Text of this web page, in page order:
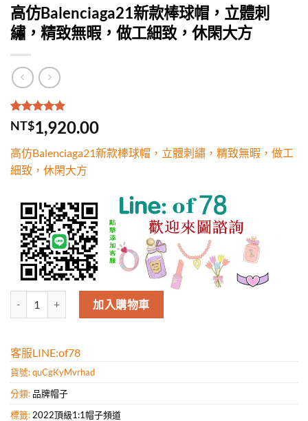
高仿Balenciaga21新款棒球帽，立體刺
繡，精致無暇，做工細致，休閑大方
評分5.00/
5，已有
1
位
分
NT$1,920.00
高仿Balenciaga21新款棒球帽，立體刺繡，精致無暇，做工
細致，休閑大方
高仿Balenciaga21新款棒球帽，立體刺繡，精致無暇，做工細致，休
加入購物車
客服LINE:of78
貨號:quCgKyMvrhad
分類: 品牌帽子
標籤: 2022頂級1:1帽子頻道